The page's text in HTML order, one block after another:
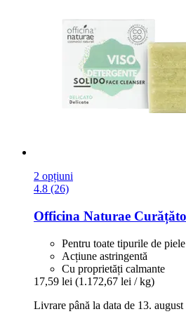
2 opțiuni
4.8 (26)
Officina Naturae
Pentru toate tipurile de piele
Acțiune astringentă
Cu proprietăți calmante
17,59 lei (1.172,67 lei / kg)
Livrare până la data de 13. august